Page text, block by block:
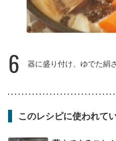
6 器に盛り付け、ゆでた絹
このレシピに使われて